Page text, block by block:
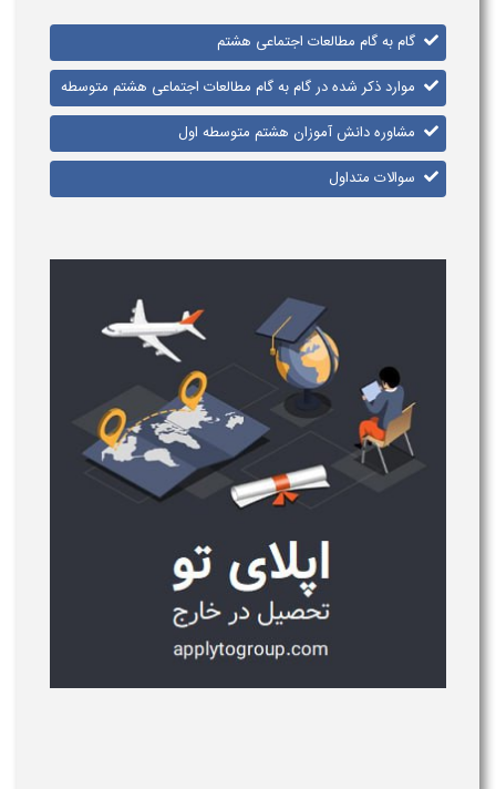
گام به گام مطالعات اجتماعی هشتم
موارد ذکر شده در گام به گام مطالعات اجتماعی هشتم متوسطه
مشاوره دانش آموزان هشتم متوسطه اول
سوالات متداول